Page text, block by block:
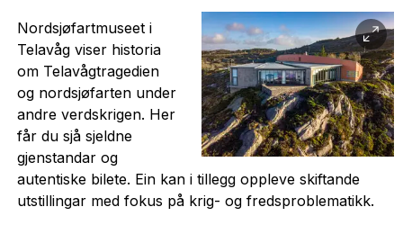
Nordsjøfartmuseet i
Telavåg viser historia
om Telavågtragedien
og nordsjøfarten under
andre verdskrigen. Her
får du sjå sjeldne
gjenstandar og
autentiske bilete. Ein kan i tillegg oppleve skiftande
utstillingar med fokus på krig- og fredsproblematikk.